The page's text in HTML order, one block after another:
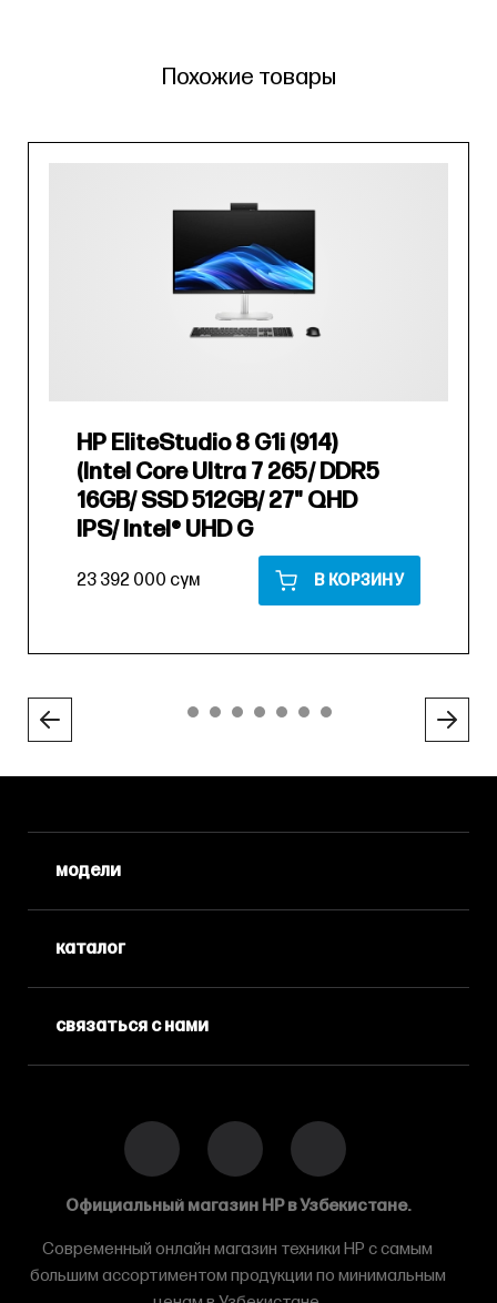
Похожие товары
HP EliteStudio 8 G1i (914)
(Intel Core Ultra 7 265/ DDR5
16GB/ SSD 512GB/ 27" QHD
IPS/ Intel® UHD G
23 392 000 сум В КОРЗИНУ
модели
каталог
связаться с нами
Официальный магазин HP в Узбекистане.
Современный онлайн магазин техники HP с самым
большим ассортиментом продукции по минимальным